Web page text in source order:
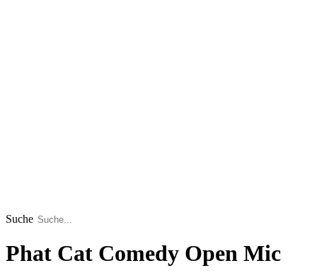
Suche
Phat Cat Comedy Open Mic